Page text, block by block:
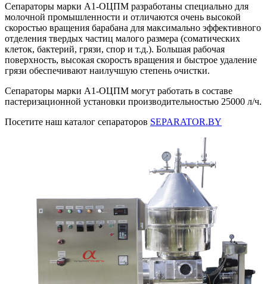
Сепараторы марки А1-ОЦПМ разработаны специально для
молочной промышленности и отличаются очень высокой
скоростью вращения барабана для максимально эффективного
отделения твердых частиц малого размера (соматических
клеток, бактерий, грязи, спор и т.д.). Большая рабочая
поверхность, высокая скорость вращения и быстрое удаление
грязи обеспечивают наилучшую степень очистки.
Сепараторы марки А1-ОЦПМ могут работать в составе
пастеризационной установки производительностью 25000 л/ч.
Посетите наш каталог сепараторов SEPARATOR.BY